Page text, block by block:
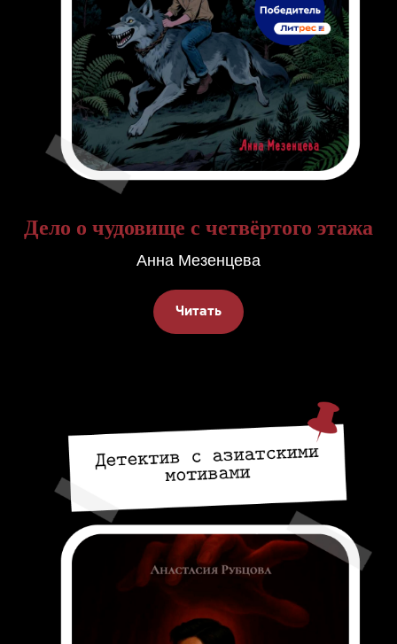
Дело о чудовище с четвёртого этажа
Анна Мезенцева
Читать